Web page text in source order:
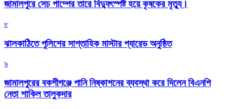
জামালপুরে সেচ পাম্পের তারে বিদ্যুৎস্পষ্ট হয়ে কৃষকের মৃত্যু।
৮
‎ঝালকাঠিতে পুলিশের সাপ্তাহিক মাস্টার প্যারেড অনুষ্ঠিত
৯
জামালপুরের বকশীগঞ্জে পানি নিষ্কাশনের ব্যবস্থা করে দিলেন বিএনপি
নেতা শাকিল তালুকদার